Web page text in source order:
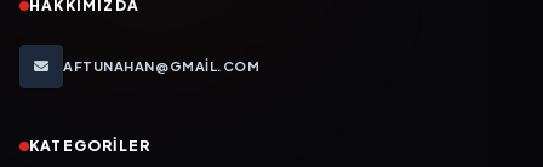
HAKKIMIZDA
AFTUNAHAN@GMAIL.COM
KATEGORILER